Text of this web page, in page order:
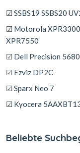
☑ SSBS19 SSBS20
☑ Motorola
XPR7550
☑ Dell Precision 5680
☑ Ezviz DP2C
☑ Sparx Neo 7
☑ Kyocera
Beliebte